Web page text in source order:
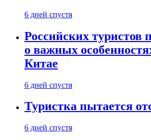
6 дней спустя
Российских туристов
о важных
Китае
6 дней спустя
Туристка пытается
6 дней спустя